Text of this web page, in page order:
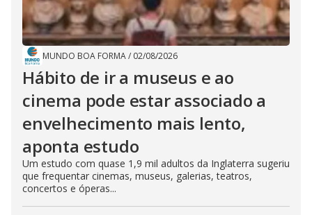
MUNDO BOA FORMA/ 02/08/2026
Hábito de ir a museus e ao
cinema pode estar associado a
envelhecimento mais lento,
aponta estudo
Um estudo com quase 1,9 mil adultos da Inglaterra sugeriu
que frequentar cinemas, museus, galerias, teatros,
concertos e óperas...